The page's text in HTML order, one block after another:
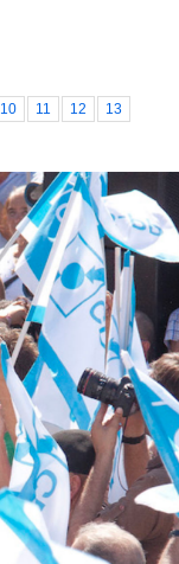
10 11 12
13